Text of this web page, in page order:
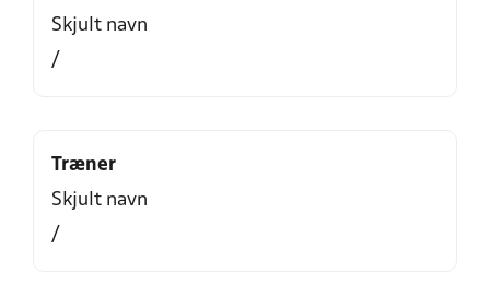
Skjult navn
/
Træner
Skjult navn
/